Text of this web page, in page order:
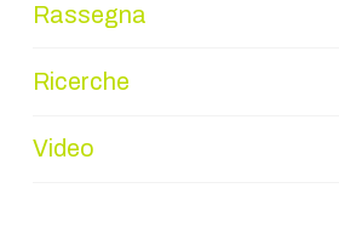
Rassegna
Ricerche
Video